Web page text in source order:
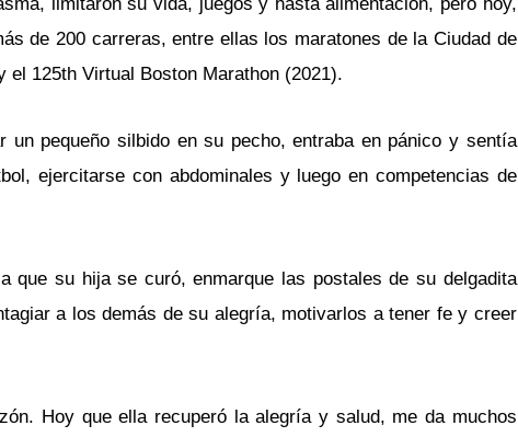
de 200 carreras, entre ellas los maratones de la Ciudad de
125th Virtual Boston Marathon (2021).
un pequeño silbido en su pecho, entraba en pánico y sentía
ejercitarse con abdominales y luego en competencias de
su hija se curó, enmarque las postales de su delgadita
a los demás de su alegría, motivarlos a tener fe y creer
Hoy que ella recuperó la alegría y salud, me da muchos